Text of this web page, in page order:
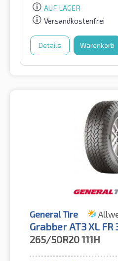
AUF LAGER
Versandkostenfrei
Details Warenkorb
General Tire
Grabber AT3 XL FR
265/50R20111H